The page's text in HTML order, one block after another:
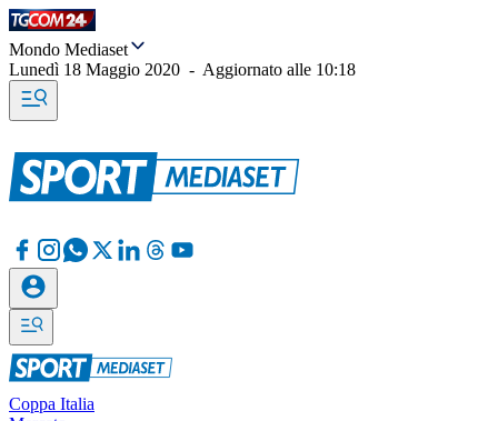
Mondo Mediaset
Lunedì 18 Maggio 2020 - Aggiornato alle 10:18
Coppa Italia